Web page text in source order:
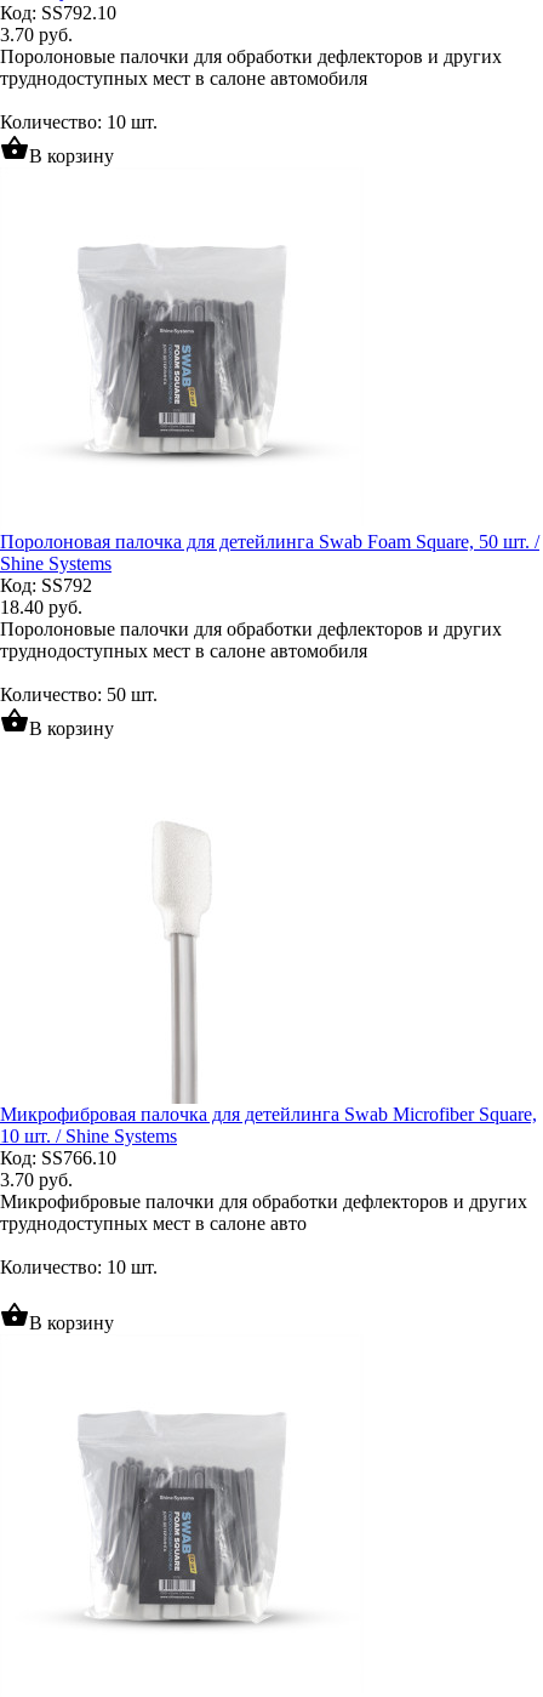
Код: SS792.10
3.70 руб.
Поролоновые палочки для обработки дефлекторов и других
труднодоступных мест в салоне автомобиля
Количество: 10 шт.
shopping_basketВ корзину
Поролоновая палочка для детейлинга Swab Foam Square, 50 шт. /
Shine Systems
Код: SS792
18.40 руб.
Поролоновые палочки для обработки дефлекторов и других
труднодоступных мест в салоне автомобиля
Количество: 50 шт.
shopping_basketВ корзину
Микрофибровая палочка для детейлинга Swab Microfiber Square,
10 шт. / Shine Systems
Код: SS766.10
3.70 руб.
Микрофибровые палочки для обработки дефлекторов и других
труднодоступных мест в салоне авто
Количество: 10 шт.
shopping_basketВ корзину